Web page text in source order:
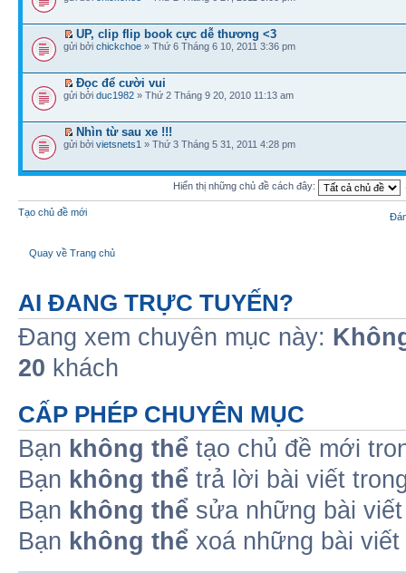
UP, clip flip book cực dễ thương <3
gửi bởi chickchoe » Thứ 6 Tháng 6 10, 2011 3:36 pm
Đọc để cười vui
gửi bởi duc1982 » Thứ 2 Tháng 9 20, 2010 11:13 am
Nhìn từ sau xe !!!
gửi bởi vietsnets1 » Thứ 3 Tháng 5 31, 2011 4:28 pm
Hiển thị những chủ đề cách đây:
Tạo chủ đề mới
Quay về Trang chủ
AI ĐANG TRỰC TUYẾN?
Đang xem chuyên mục này:
20 khách
CẤP PHÉP CHUYÊN MỤC
Bạn không thể tạo chủ đề mới
Bạn không thể trả lời bài viết
Bạn không thể sửa những bài
Bạn không thể xoá những bài